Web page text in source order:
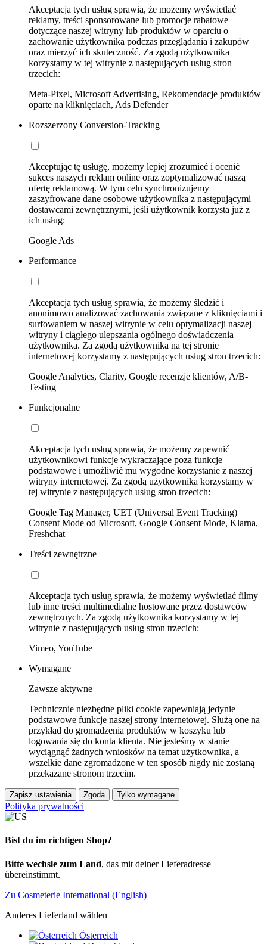
Akceptacja tych usług sprawia, że możemy wyświetlać
reklamy, treści sponsorowane lub promocje rabatowe
dotyczące naszej witryny lub produktów w oparciu o
zachowanie użytkownika podczas przeglądania i zakupów
oraz mierzyć ich skuteczność. Za zgodą użytkownika
korzystamy w tej witrynie z następujących usług stron
trzecich:
Meta-Pixel, Microsoft Advertising, Rekomendacje produktów
oparte na kliknięciach, Ads Defender
Rozszerzony Conversion-Tracking
Akceptując tę usługę, możemy lepiej zrozumieć i ocenić
sukces naszych reklam online oraz zoptymalizować naszą
ofertę reklamową. W tym celu synchronizujemy
zaszyfrowane dane osobowe użytkownika z następującymi
dostawcami zewnętrznymi, jeśli użytkownik korzysta już z
ich usług:
Google Ads
Performance
Akceptacja tych usług sprawia, że możemy śledzić i
anonimowo analizować zachowania związane z kliknięciami i
surfowaniem w naszej witrynie w celu optymalizacji naszej
witryny i ciągłego ulepszania ogólnego doświadczenia
użytkownika. Za zgodą użytkownika na tej stronie
internetowej korzystamy z następujących usług stron trzecich:
Google Analytics, Clarity, Google recenzje klientów, A/B-
Testing
Funkcjonalne
Akceptacja tych usług sprawia, że możemy zapewnić
użytkownikowi funkcje wykraczające poza funkcje
podstawowe i umożliwić mu wygodne korzystanie z naszej
witryny internetowej. Za zgodą użytkownika korzystamy w
tej witrynie z następujących usług stron trzecich:
Google Tag Manager, UET (Universal Event Tracking)
Consent Mode od Microsoft, Google Consent Mode, Klarna,
Freshchat
Treści zewnętrzne
Akceptacja tych usług sprawia, że możemy wyświetlać filmy
lub inne treści multimedialne hostowane przez dostawców
zewnętrznych. Za zgodą użytkownika korzystamy w tej
witrynie z następujących usług stron trzecich:
Vimeo, YouTube
Wymagane
Zawsze aktywne
Technicznie niezbędne pliki cookie zapewniają jedynie
podstawowe funkcje naszej strony internetowej. Służą one na
przykład do gromadzenia produktów w koszyku lub
logowania się do konta klienta. Nie jesteśmy w stanie
wyciągnąć żadnych wniosków na temat użytkownika, a
wszelkie dane zgromadzone w ten sposób nigdy nie zostaną
przekazane stronom trzecim.
Zapisz ustawienia Zgoda Tylko wymagane
Polityka prywatności
Bist du im richtigen Shop?
Bitte wechsle zum Land, das mit deiner Lieferadresse
übereinstimmt.
Zu Cosmeterie International (English)
Anderes Lieferland wählen
Österreich